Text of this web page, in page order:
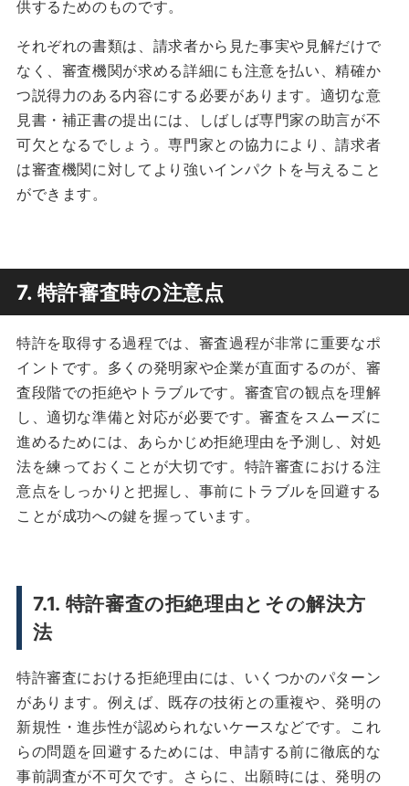
供するためのものです。
それぞれの書類は、請求者から見た事実や見解だけで
なく、審査機関が求める詳細にも注意を払い、精確か
つ説得力のある内容にする必要があります。適切な意
見書・補正書の提出には、しばしば専門家の助言が不
可欠となるでしょう。専門家との協力により、請求者
は審査機関に対してより強いインパクトを与えること
ができます。
7. 特許審査時の注意点
特許を取得する過程では、審査過程が非常に重要なポ
イントです。多くの発明家や企業が直面するのが、審
査段階での拒絶やトラブルです。審査官の観点を理解
し、適切な準備と対応が必要です。審査をスムーズに
進めるためには、あらかじめ拒絶理由を予測し、対処
法を練っておくことが大切です。特許審査における注
意点をしっかりと把握し、事前にトラブルを回避する
ことが成功への鍵を握っています。
7.1. 特許審査の拒絶理由とその解決方
法
特許審査における拒絶理由には、いくつかのパターン
があります。例えば、既存の技術との重複や、発明の
新規性・進歩性が認められないケースなどです。これ
らの問題を回避するためには、申請する前に徹底的な
事前調査が不可欠です。さらに、出願時には、発明の